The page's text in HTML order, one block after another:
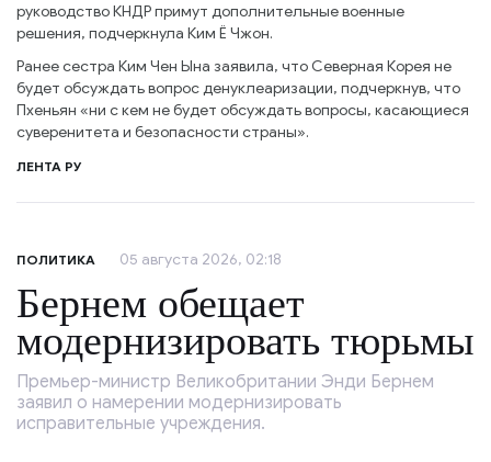
руководство КНДР примут дополнительные военные
решения, подчеркнула Ким Ё Чжон.
Ранее сестра Ким Чен Ына заявила, что Северная Корея не
будет обсуждать вопрос денуклеаризации, подчеркнув, что
Пхеньян «ни с кем не будет обсуждать вопросы, касающиеся
суверенитета и безопасности страны».
ЛЕНТА РУ
ПОЛИТИКА 05 августа 2026, 02:18
Бернем обещает
модернизировать тюрьмы
Премьер-министр Великобритании Энди Бернем
заявил о намерении модернизировать
исправительные учреждения.